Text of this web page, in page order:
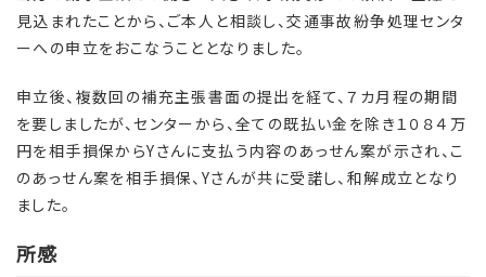
見込まれたことから、ご本人と相談し、交通事故紛争処理センタ
ーへの申立をおこなうこととなりました。
申立後、複数回の補充主張書面の提出を経て、７カ月程の期間
を要しましたが、センターから、全ての既払い金を除き１０８４万
円を相手損保からYさんに支払う内容のあっせん案が示され、こ
のあっせん案を相手損保、Yさんが共に受諾し、和解成立となり
ました。
所感